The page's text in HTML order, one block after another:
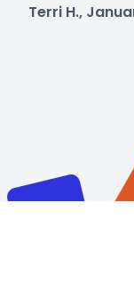
Terri H.,